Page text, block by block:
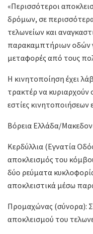
«Περισσότεροι
δρόμων, σε
τελωνείων και
παρακαμπτήριων οδών
μεταφορές από τους
Η κινητοποίηση έχει
τρακτέρ να κυριαρχούν
εστίες κινητοποιήσεων
Βόρεια Ελλάδα/
Κερδύλλια (Εγνατία
αποκλεισμός του
δύο ρεύματα
αποκλειστικά μέσω
Προμαχώνας (σύνορα):
αποκλεισμού του